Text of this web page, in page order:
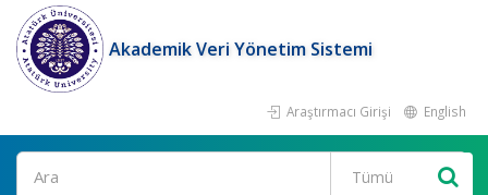
Akademik Veri Yönetim Sistemi
Araştırmacı Girişi English
Ara